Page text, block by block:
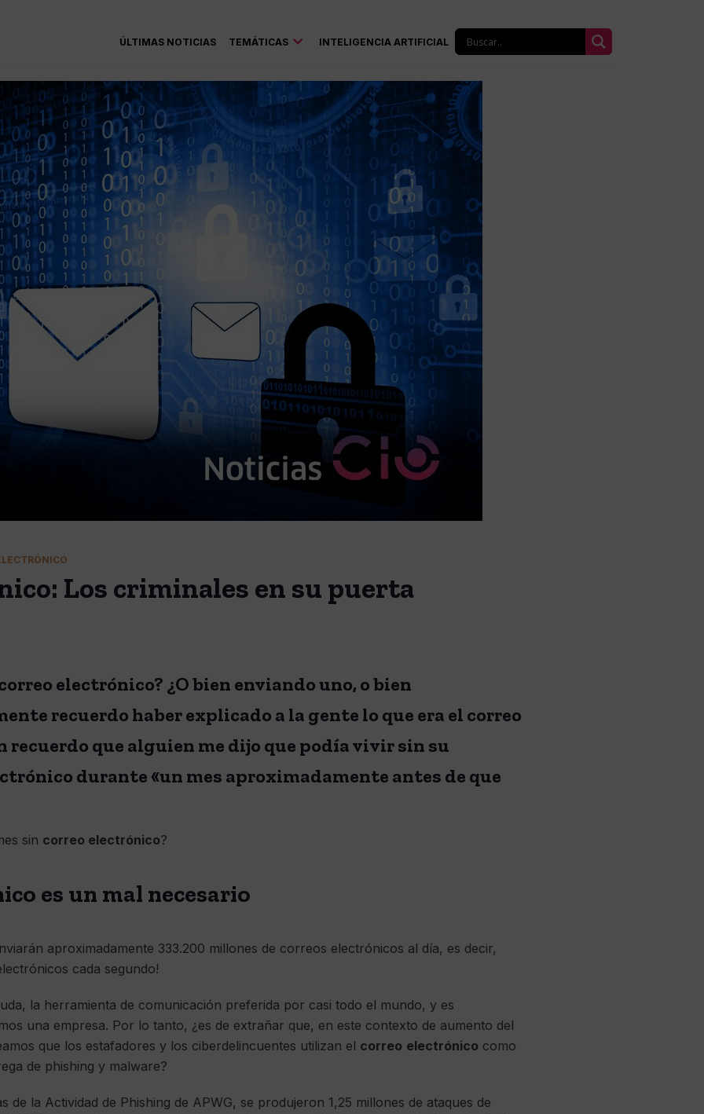
ÚLTIMAS NOTICIAS TEMÁTICAS INTELIGENCIA ARTIFICIAL
Los criminales en su puerta
electrónico? ¿O bien enviando uno, o bien
recuerdo haber explicado a la gente lo que era el correo
recuerdo que alguien me dijo que podía vivir sin su
durante «un mes aproximadamente antes de que
sin correo electrónico?
es un mal necesario
aproximadamente 333.200 millones de correos electrónicos al día, es decir,
cada segundo!
la herramienta de comunicación preferida por casi todo el mundo, y es
una empresa. Por lo tanto, ¿es de extrañar que, en este contexto de aumento del
que los estafadores y los ciberdelincuentes utilizan el correo electrónico como
de phishing y malware?
de la Actividad de Phishing de APWG, se produjeron 1,25 millones de ataques de